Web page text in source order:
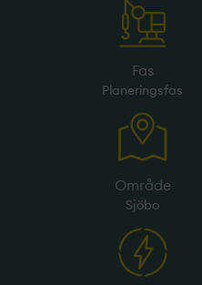
Fas
Planeringsfas
Område
Sjöbo